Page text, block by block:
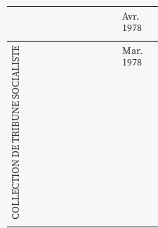
Avr.
1978
COLLECTION DE TRIBUNE SOCIALISTE
Mar.
1978